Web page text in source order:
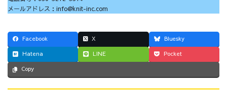
メールアドレス：info@knit-inc.com
Facebook X
Bluesky
Hatena
LINE Pocket
Copy